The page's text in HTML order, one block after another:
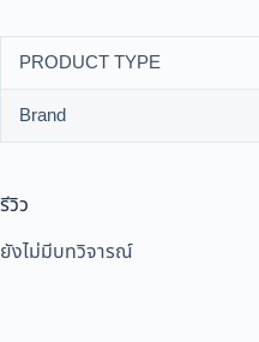
PRODUCT TYPE
Brand
รีวิว
ยังไม่มีบทวิจารณ์